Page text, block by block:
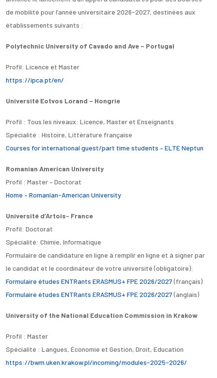
de mobilité pour l’année universitaire 2026-2027, destinées aux
établissements suivants :
Polytechnic University of Cavado and Ave – Portugal
Profil: Licence et Master
https://ipca.pt/en/
Université Eotvos Lorand – Hongrie
Profil : Tous les niveaux: Licence, Master et Enseignants
Spécialité : Histoire, Littérature française
Courses for international guest/part time students – ELTE Neptun
Romanian American University
Profil : Master – Doctorat
Home – Romanian-American University
Université d’Artois- France
Profil: Doctorat
Spécialité: Chimie, Informatique
Formulaire de candidature en ligne à remplir en ligne et à signer par
le candidat et le coordinateur de votre université (obligatoire):
Formulaire études ENTRants ERASMUS+ FPE 2026/2027(français)
Formulaire études ENTRants ERASMUS+ FPE 2026/2027(anglais)
University of the National Education Commission in Krakow
Profil : Master
Spécialité : Langues, Économie et Gestion, Droit, Education
https://bwm.uken.krakow.pl/incoming/modules-2025-2026/